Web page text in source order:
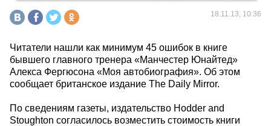
18.11.13, 10:36
Читатели нашли как минимум 45 ошибок в книге
бывшего главного тренера «Манчестер Юнайтед»
Алекса Фергюсона «Моя автобиография». Об этом
сообщает британское издание The Daily Mirror.
По сведениям газеты, издательство Hodder and
Stoughton согласилось возместить стоимость книги